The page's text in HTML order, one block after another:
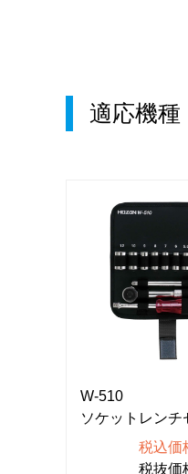
適応機種
W-510
ソケットレンチ
税込価
税抜価